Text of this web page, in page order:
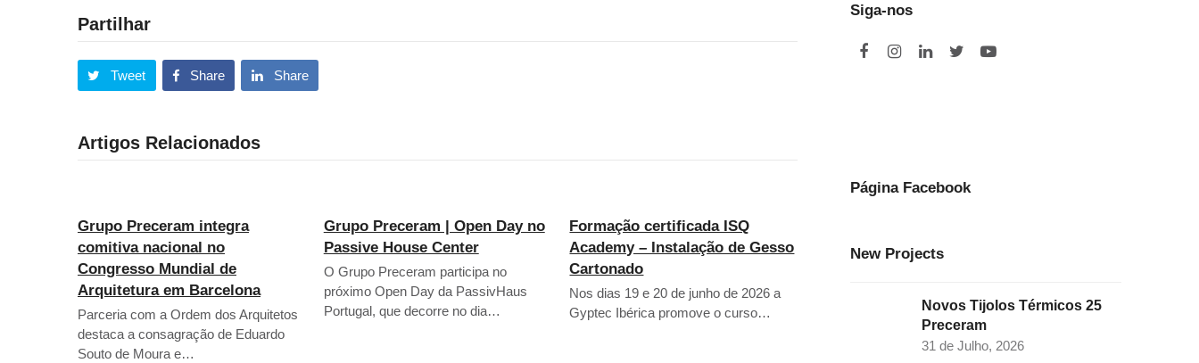
Partilhar
Tweet Share Share
Artigos Relacionados
Grupo Preceram integra
comitiva nacional no
Congresso Mundial de
Arquitetura em Barcelona
Parceria com a Ordem dos Arquitetos
destaca a consagração de Eduardo
Souto de Moura e…
Grupo Preceram | Open Day no
Passive House Center
O Grupo Preceram participa no
próximo Open Day da PassivHaus
Portugal, que decorre no dia…
Formação certificada ISQ
Academy – Instalação de Gesso
Cartonado
Nos dias 19 e 20 de junho de 2026 a
Gyptec Ibérica promove o curso…
Siga-nos
F
o
I
g
m
L
d
e
Y
Página Facebook
New Projects
Novos Tijolos Térmicos 25
Preceram
31 de Julho, 2026